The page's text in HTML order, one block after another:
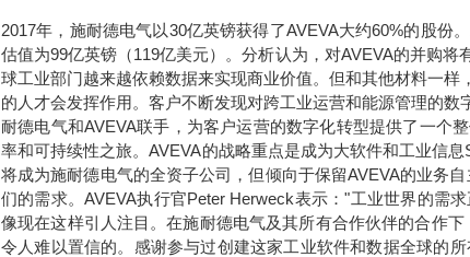
2017年，施耐德电气以30亿英镑获得了AVEVA大约60%的股份
估值为99亿英镑（119亿美元）。分析认为，对AVEVA的并购
球工业部门越来越依赖数据来实现商业价值。但和其他材料一
的人才会发挥作用。客户不断发现对跨工业运营和能源管理的
耐德电气和AVEVA联手，为客户运营的数字化转型提供了一个
率和可持续性之旅。AVEVA的战略重点是成为大软件和工业信
将成为施耐德电气的全资子公司，但倾向于保留AVEVA的业务
们的需求。AVEVA执行官Peter Herweck表示："工业世界的需
像现在这样引人注目。在施耐德电气及其所有合作伙伴的合作
令人难以置信的。感谢参与过创建这家工业软件和数据全球的